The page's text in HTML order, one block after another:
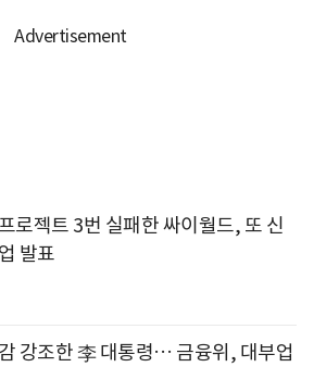
로젝트 3번 실패한 싸이월드, 또 신
발표
강조한 李 대통령… 금융위, 대부업